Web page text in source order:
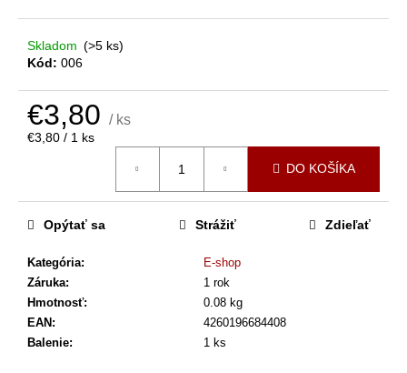
Skladom (>5 ks)
Kód: 006
€3,80 / ks
Jednotková
€3,80 / 1 ks
DO KOŠÍKA
Kategória:
E-shop
Záruka:
1 rok
Hmotnosť:
0.08 kg
EAN:
4260196684408
Balenie: 1 ks
Opýtať sa Strážiť Zdieľať
o
ú
č
a
m
e
ŽIVÉ
450
G
€24